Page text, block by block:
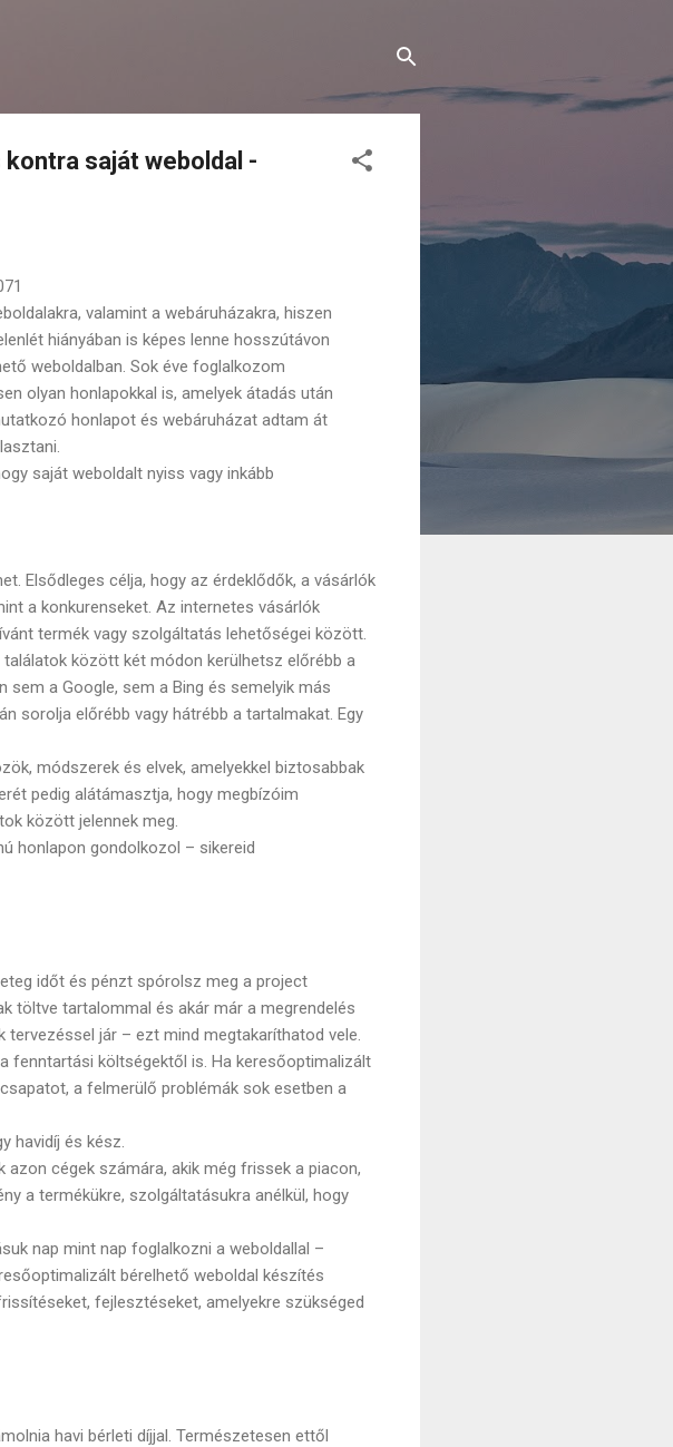
saját weboldal -
valamint a webáruházakra, hiszen
hiányában is képes lenne hosszútávon
weboldalban. Sok éve foglalkozom
olyan honlapokkal is, amelyek átadás után
honlapot és webáruházat adtam át
saját weboldalt nyiss vagy inkább
Elsődleges célja, hogy az érdeklődők, a vásárlók
a konkurenseket. Az internetes vásárlók
termék vagy szolgáltatás lehetőségei között.
között két módon kerülhetsz előrébb a
a Google, sem a Bing és semelyik más
sorolja előrébb vagy hátrébb a tartalmakat. Egy
módszerek és elvek, amelyekkel biztosabbak
pedig alátámasztja, hogy megbízóim
között jelennek meg.
honlapon gondolkozol – sikereid
időt és pénzt spórolsz meg a project
töltve tartalommal és akár már a megrendelés
tervezéssel jár – ezt mind megtakaríthatod vele.
fenntartási költségektől is. Ha keresőoptimalizált
a felmerülő problémák sok esetben a
havidíj és kész.
cégek számára, akik még frissek a piacon,
a termékükre, szolgáltatásukra anélkül, hogy
nap mint nap foglalkozni a weboldallal –
bérelhető weboldal készítés
fejlesztéseket, amelyekre szükséged
havi bérleti díjjal. Természetesen ettől